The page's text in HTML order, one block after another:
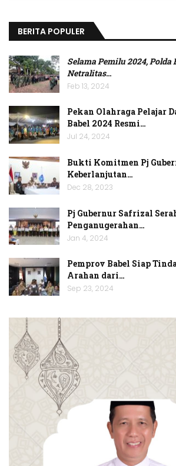
BERITA POPULER
Selama Pemilu 2024,
Netralitas…
Feb 13, 2024
Pekan Olahraga Pelajar
Babel 2024 Resmi…
Jul 24, 2024
Bukti Komitmen Pj
Keberlanjutan…
Dec 28, 2023
Pj Gubernur Safrizal
Penganugerahan…
Jan 4, 2024
Pemprov Babel Siap
Arahan dari…
Sep 23, 2024